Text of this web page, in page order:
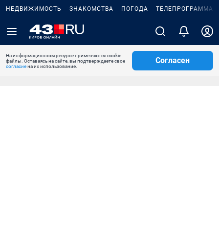
НЕДВИЖИМОСТЬ ЗНАКОМСТВА ПОГОДА ТЕЛЕПРОГРАММА
На информационном ресурсе применяются cookie-
файлы. Оставаясь на сайте, вы подтверждаете свое
согласиена их использование.
Согласен